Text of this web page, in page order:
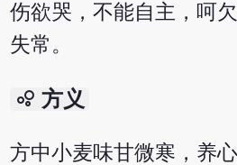
伤欲哭，不能自主，呵
失常。
bubble_chart 方义
方中小麦味甘微寒，养